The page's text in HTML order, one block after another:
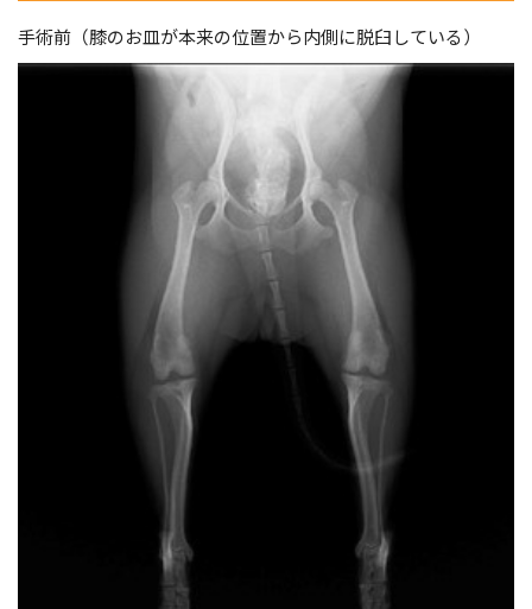
手術前（膝のお皿が本来の位置から内側に脱臼している）